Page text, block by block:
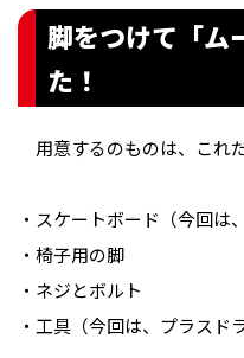
脚をつけて「ム
た！
用意するのものは、これだ
・スケートボード（今回は
・椅子用の脚
・ネジとボルト
・工具（今回は、プラスド